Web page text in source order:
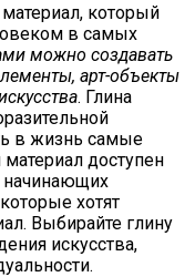
который
в самых
можно создавать
арт-объекты
. Глина
в жизнь самые
доступен
начинающих
хотят
Выбирайте глину
искусства,